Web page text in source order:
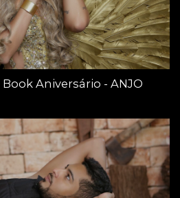
Aniversário - ANJO